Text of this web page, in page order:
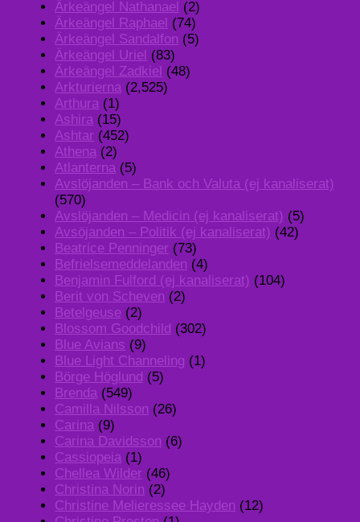
Ärkeängel Nathanael (2)
Ärkeängel Raphael (74)
Ärkeängel Sandalfon (5)
Ärkeängel Uriel (83)
Ärkeängel Zadkiel (48)
Arkturierna (2,525)
Arthura (1)
Ashira (15)
Ashtar (452)
Athena (2)
Atlanterna (5)
Avslöjanden – Bank och Valuta (ej kanaliserat)
(570)
Avslöjanden – Medicin (ej kanaliserat) (5)
Avsöjanden – Politik (ej kanaliserat) (42)
Beatrice Penninger (73)
Befrielsemeddelanden (4)
Benjamin Fulford (ej kanaliserat) (104)
Berit von Scheven (2)
Betelgeuse (2)
Blossom Goodchild (302)
Blue Avians (9)
Blue Light Channeling (1)
Börge Höglund (5)
Brenda (549)
Camilla Nilsson (26)
Carina (9)
Carina Davidsson (6)
Cassiopeia (1)
Chellea Wilder (46)
Christina Norin (2)
Christine Melieressee Hayden (12)